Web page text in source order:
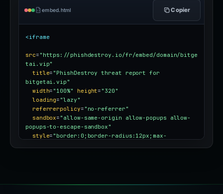
embed.html Copier
<iframe
src= "https://phishdestroy.io/fr/embed/domain/bitge
tai.vip"
title= "PhishDestroy threat report for
bitgetai.vip"
width= "100%" height= "320"
loading= "lazy"
referrerpolicy= "no-referrer"
sandbox= "allow-same-origin allow-popups allow-
popups-to-escape-sandbox"
style= "border:0;border-radius:12px;max-